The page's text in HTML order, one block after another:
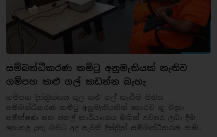
සම්බන්ධීකරණ කමිටු අනුමැතියක් නැතිව
ගම්පහ කළු ගල් කඩන්න බැහැ
ගම්පහ දිස්ත්‍රික්කය තුල කළු ගල් කැඩීම පිනිස
සම්බන්ධීකරණ කමිටු අනුමැතියකින් තොරව භූ විද්‍යා
සමීක්ෂණ සහ පතල් කාර්යාංශය මගින් අවසර ලබා දීම
නොකළ යුතු බවට අද පැවති දිස්ත්‍රික් සම්බන්ධීකරණ කම..